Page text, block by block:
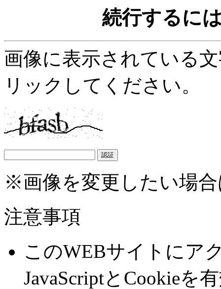
続行するに
画像に表示されている
リックしてください。
※画像を変更したい場
注意事項
このWEBサイトにア
JavaScriptとCookieを